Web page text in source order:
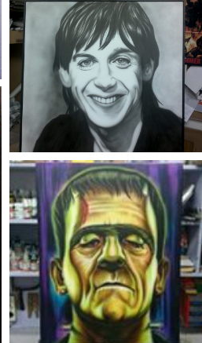
Retrato de niños en gris
Iggy Pop con pintura
monocroma gris.